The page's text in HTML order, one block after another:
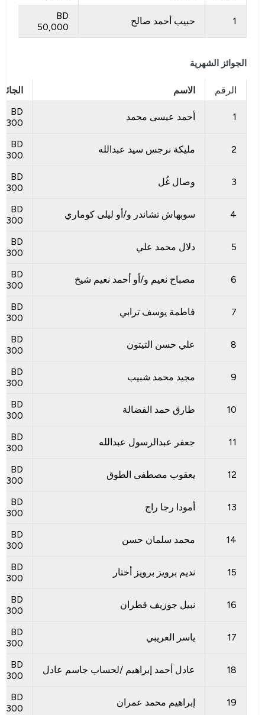
1 حبيب أحمد صالح
BD
50,000
الجوائز الشهرية
الرقم الاسم
1 أحمد عيسى محمد
BD
300
2 مليكة نرجس سيد عبدالله
BD
300
3 وصال غُل
BD
300
4 سوبهاش تشاندر و/أو ليلى كوماري
BD
300
5 دلال محمد علي
BD
300
6 مصباح نعيم و/أو أحمد نعيم شيخ
BD
300
7 فاطمة يوسف ترابي
BD
300
8 علي حسن التيتون
BD
300
9 مجيد محمد شبيب
BD
300
10 طارق حمد الفضالة
BD
300
11 جعفر عبدالرسول عبدالله
BD
300
12 يعقوب مصطفى الطوق
BD
300
13 أمودا رجا راج
BD
300
14 محمد سلمان حسن
BD
300
15 نديم برويز برويز أختار
BD
300
16 نبيل جوزيف قطران
BD
300
17 ياسر العريبي
BD
300
18 عادل أحمد إبراهيم /لحساب جاسم عادل
BD
300
19 إبراهيم محمد عمران
BD
300